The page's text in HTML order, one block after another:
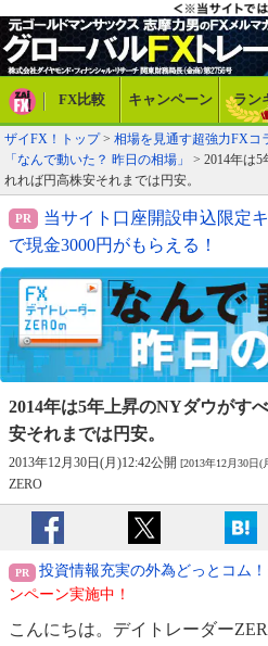
FX比較 キャンペーン ラン
ザイFX！トップ> 相場を見通す超強力FXコ
「なんで動いた？ 昨日の相場」
> 2014年は
れれば円高株安それまでは円安。
当サイト口座開設申込限定
で現金3000円がもらえる！
2014年は5年上昇のNYダウがす
安それまでは円安。
2013年12月30日(月)12:42公開 [2013年12月30日(
ZERO
投資情報充実の外為どっとコム！
ンペーン実施中！
こんにちは。デイトレーダー